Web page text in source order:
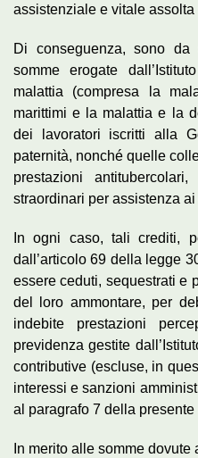
assistenziale e vitale assolta
Di conseguenza, sono da
somme erogate
malattia (compresa la
marittimi e la malattia e la
dei lavoratori iscritti alla
paternità, nonché quelle
prestazioni
straordinari per assistenza
In ogni caso, tali crediti,
dall’articolo 69 della legge
essere ceduti, sequestrati e
del loro ammontare, per
indebite prestazioni
previdenza gestite
contributive (escluse, in
interessi e sanzioni
al paragrafo 7 della presente
In merito alle somme